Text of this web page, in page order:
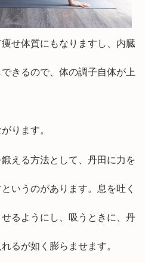
せ体質にもなりますし、内臓
きるので、体の調子自体が上
ります。
える方法として、丹田に力を
いうのがあります。息を吐く
るようにし、吸うときに、丹
るが如く膨らませます。